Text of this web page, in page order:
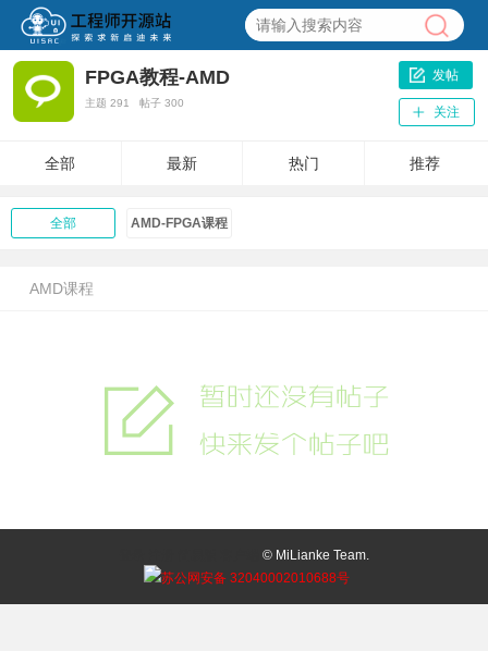
FPGA教程-AMD
主题 291 帖子 300
发帖
关注
全部 最新 热门 推荐
全部 AMD-FPGA课程
AMD课程
© MiLianke Team.
苏公网安备 32040002010688号